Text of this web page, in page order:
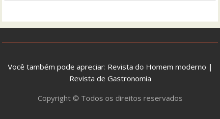
Você também pode apreciar: Revista do Homem moderno |
Revista de Gastronomia
Copyright © Todos os direitos reservados